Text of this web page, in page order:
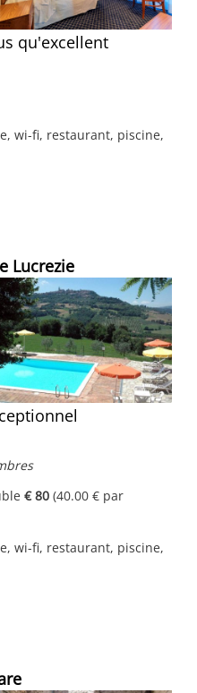
qu'excellent
wi-fi, restaurant, piscine,
Lucrezie
€ 80 (40.00 € par
wi-fi, restaurant, piscine,